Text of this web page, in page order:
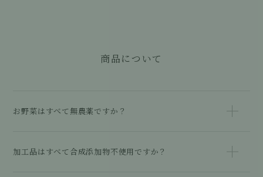
商品について
お野菜はすべて無農薬ですか？
加工品はすべて合成添加物不使用ですか？